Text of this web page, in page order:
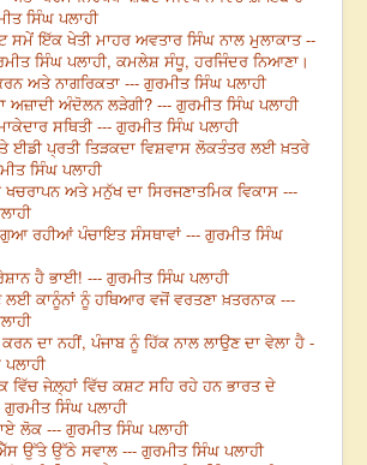
ਸਿੰਘ ਪਲਾਹੀ
ਸਮੇਂ ਇੱਕ ਖੇਤੀ ਮਾਹਰ ਅਵਤਾਰ ਸਿੰਘ ਨਾਲ ਮੁਲਾਕਾਤ --
ਸਿੰਘ ਪਲਾਹੀ, ਕਮਲੇਸ਼ ਸੰਧੂ, ਹਰਜਿੰਦਰ ਨਿਆਣਾ।
ਅਤੇ ਨਾਗਰਿਕਤਾ --- ਗੁਰਮੀਤ ਸਿੰਘ ਪਲਾਹੀ
ਅਜ਼ਾਦੀ ਅੰਦੋਲਨ ਲੜੇਗੀ? --- ਗੁਰਮੀਤ ਸਿੰਘ ਪਲਾਹੀ
ਸਥਿਤੀ --- ਗੁਰਮੀਤ ਸਿੰਘ ਪਲਾਹੀ
ਈਡੀ ਪ੍ਰਤੀ ਤਿੜਕਦਾ ਵਿਸ਼ਵਾਸ ਲੋਕਤੰਤਰ ਲਈ ਖ਼ਤਰੇ
ਸਿੰਘ ਪਲਾਹੀ
ਖਚਰਾਪਨ ਅਤੇ ਮਨੁੱਖ ਦਾ ਸਿਰਜਣਾਤਮਿਕ ਵਿਕਾਸ ---
ਰਹੀਆਂ ਪੰਚਾਇਤ ਸੰਸਥਾਵਾਂ --- ਗੁਰਮੀਤ ਸਿੰਘ
ਹੈ ਭਾਈ! --- ਗੁਰਮੀਤ ਸਿੰਘ ਪਲਾਹੀ
ਕਾਨੂੰਨਾਂ ਨੂੰ ਹਥਿਆਰ ਵਜੋਂ ਵਰਤਣਾ ਖ਼ਤਰਨਾਕ ---
ਦਾ ਨਹੀਂ, ਪੰਜਾਬ ਨੂੰ ਹਿੱਕ ਨਾਲ ਲਾਉਣ ਦਾ ਵੇਲਾ ਹੈ -
ਵਿੱਚ ਜੇਲ਼੍ਹਾਂ ਵਿੱਚ ਕਸ਼ਟ ਸਹਿ ਰਹੇ ਹਨ ਭਾਰਤ ਦੇ
ਸਿੰਘ ਪਲਾਹੀ
ਲੋਕ --- ਗੁਰਮੀਤ ਸਿੰਘ ਪਲਾਹੀ
ਉੱਤੇ ਉੱਠੇ ਸਵਾਲ --- ਗੁਰਮੀਤ ਸਿੰਘ ਪਲਾਹੀ